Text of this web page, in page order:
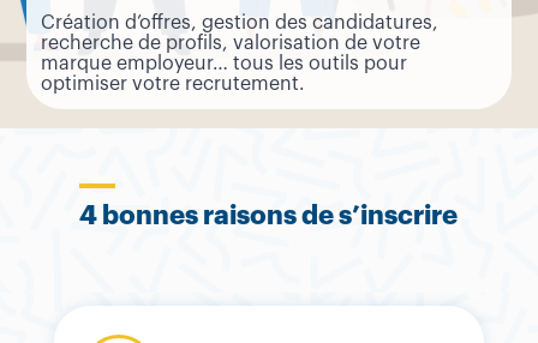
Création d’offres, gestion des candidatures,
recherche de profils, valorisation de votre
marque employeur… tous les outils pour
optimiser votre recrutement.
4 bonnes raisons de s’inscrire